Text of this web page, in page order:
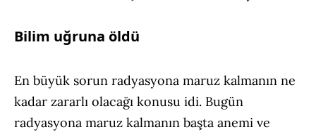
Bilim uğruna öldü
En büyük sorun radyasyona maruz kalmanın ne
kadar zararlı olacağı konusu idi. Bugün
radyasyona maruz kalmanın başta anemi ve